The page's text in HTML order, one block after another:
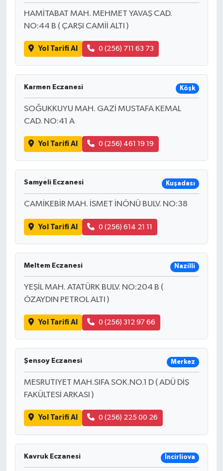
HAMİTABAT MAH. MEHMET YAVAŞ CAD.
NO:44 B ( ÇARŞI CAMİİ ALTI )
Yol Tarifi Al 0 (256) 711 63 73
Karmen Eczanesi Köşk
SOĞUKKUYU MAH. GAZİ MUSTAFA KEMAL
CAD. NO:41 A
Yol Tarifi Al 0 (256) 461 19 19
Samyeli Eczanesi Kuşadası
CAMİKEBİR MAH. İSMET İNÖNÜ BULV. NO:38
Yol Tarifi Al 0 (256) 614 21 11
Meltem Eczanesi Nazilli
YEŞİL MAH. ATATÜRK BULV. NO:204 B (
ÖZAYDIN PETROL ALTI )
Yol Tarifi Al 0 (256) 312 97 66
Şensoy Eczanesi Merkez
MESRUTIYET MAH.SIFA SOK.NO.1 D ( ADÜ DİŞ
FAKÜLTESİ ARKASI )
Yol Tarifi Al 0 (256) 225 00 26
Kavruk Eczanesi İncirliova